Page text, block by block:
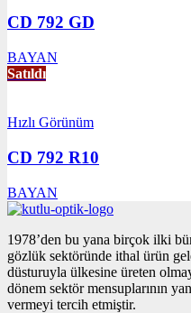
CD 792 GD
BAYAN
Satıldı
Hızlı Görünüm
CD 792 R10
BAYAN
1978’den bu yana birçok ilki
gözlük sektöründe ithal ürün
düsturuyla ülkesine üreten
dönem sektör mensuplarının
vermeyi tercih etmiştir.